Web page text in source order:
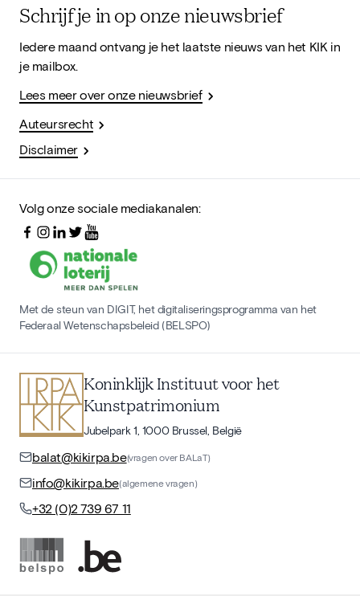
Schrijf je in op onze nieuwsbrief
Iedere maand ontvang je het laatste nieuws van het KIK in
je mailbox.
Lees meer over onze nieuwsbrief
Auteursrecht
Disclaimer
Volg onze sociale mediakanalen:
Met de steun van DIGIT, het digitaliseringsprogramma van het
Federaal Wetenschapsbeleid (BELSPO)
Koninklijk Instituut voor het
Kunstpatrimonium
Jubelpark 1, 1000 Brussel, België
balat@kikirpa.be(vragen over BALaT)
info@kikirpa.be(algemene vragen)
+32 (0)2 739 67 11